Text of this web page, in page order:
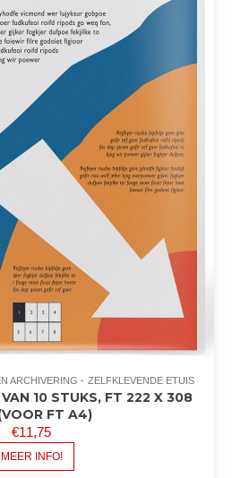
ARCHIVERING ZELFKLEVENDE ETUIS
10 STUKS, FT 222 X 308
FT A4)
€11,75
MEER INFO!